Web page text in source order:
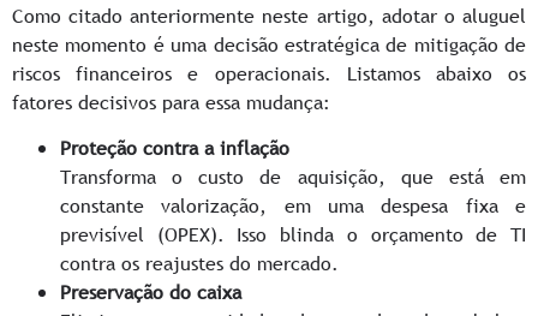
Como citado anteriormente neste artigo, adotar o aluguel
neste momento é uma decisão estratégica de mitigação de
riscos financeiros e operacionais. Listamos abaixo os
fatores decisivos para essa mudança:
Proteção contra a inflação
Transforma o custo de aquisição, que está em
constante valorização, em uma despesa fixa e
previsível (OPEX). Isso blinda o orçamento de TI
contra os reajustes do mercado.
Preservação do caixa